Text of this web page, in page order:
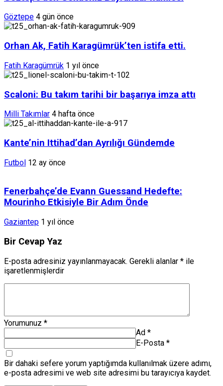
Göztepe 4 gün önce
Orhan Ak, Fatih Karagümrük’ten istifa etti.
Fatih Karagümrük 1 yıl önce
Scaloni: Bu takım tarihi bir başarıya imza attı
Milli Takımlar 4 hafta önce
Kante’nin Ittihad’dan Ayrılığı Gündemde
Futbol 12 ay önce
Fenerbahçe’de Evann Guessand Hedefte:
Mourinho Etkisiyle Bir Adım Önde
Gaziantep 1 yıl önce
Bir Cevap Yaz
E-posta adresiniz yayınlanmayacak. Gerekli alanlar * ile
işaretlenmişlerdir
Yorumunuz *
Ad *
E-Posta *
Bir dahaki sefere yorum yaptığımda kullanılmak üzere adımı,
e-posta adresimi ve web site adresimi bu tarayıcıya kaydet.